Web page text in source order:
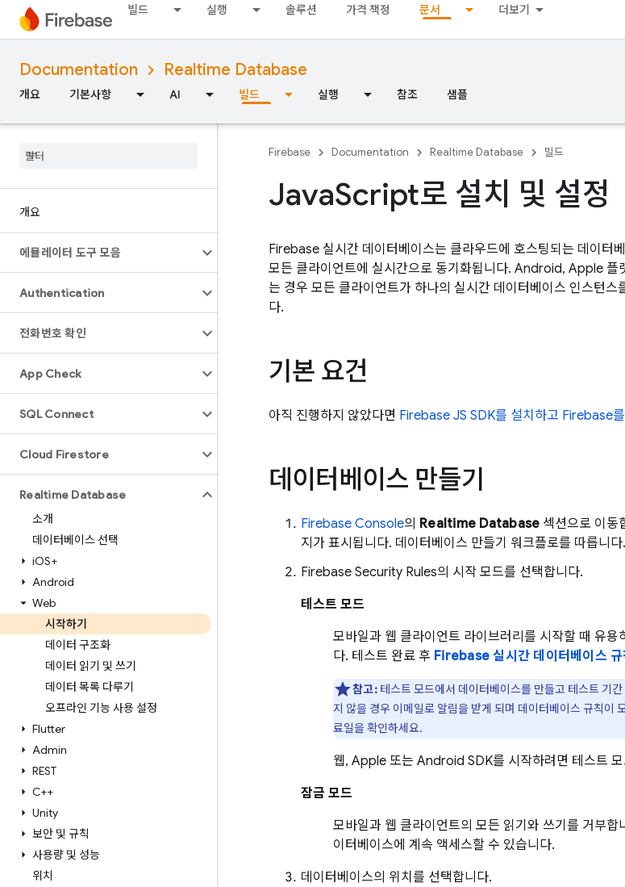
빌드 실행 솔루션 가격 책정 문서 더보기
Documentation Realtime Database
개요 기본사항 AI 빌드 실행 참조 샘플
개요
에뮬레이터 도구 모음
Authentication
전화번호 확인
App Check
SQL Connect
Cloud Firestore
Realtime Database
소개
데이터베이스 선택
iOS+
Android
Web
시작하기
데이터 구조화
데이터 읽기 및 쓰기
데이터 목록 다루기
오프라인 기능 사용 설정
Flutter
Admin
REST
C++
Unity
보안 및 규칙
사용량 및 성능
위치
Firebase Documentation Realtime Database 빌드
JavaScript로 설치 및 설정
Firebase 실시간 데이터베이스는 클라우드에 호스팅되는 데이터
모든 클라이언트에 실시간으로 동기화됩니다. Android, Apple
는 경우 모든 클라이언트가 하나의 실시간 데이터베이스 인스턴
다.
기본 요건
아직 진행하지 않았다면 Firebase JS SDK를 설치하고 Firebase
데이터베이스 만들기
Firebase Console의 Realtime Database 섹션으로 이동
지가 표시됩니다. 데이터베이스 만들기 워크플로를 따릅니다.
Firebase Security Rules의 시작 모드를 선택합니다.
테스트 모드
모바일과 웹 클라이언트 라이브러리를 시작할 때 유
다. 테스트 완료 후 Firebase 실시간 데이터베이스 규
참고:테스트 모드에서 데이터베이스를 만들고 테스트 기
지 않을 경우 이메일로 알림을 받게 되며 데이터베이스 규칙이
료일을 확인하세요.
웹, Apple 또는 Android SDK를 시작하려면 테스트
잠금 모드
모바일과 웹 클라이언트의 모든 읽기와 쓰기를 거부
이터베이스에 계속 액세스할 수 있습니다.
데이터베이스의 위치를 선택합니다.